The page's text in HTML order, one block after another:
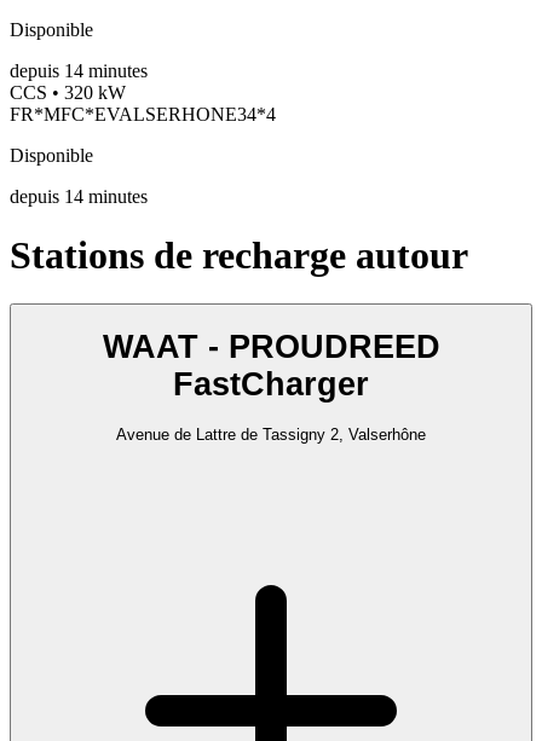
Disponible
depuis 14 minutes
CCS • 320 kW
FR*MFC*EVALSERHONE34*4
Disponible
depuis 14 minutes
Stations de recharge autour
WAAT - PROUDREED
FastCharger
Avenue de Lattre de Tassigny 2, Valserhône